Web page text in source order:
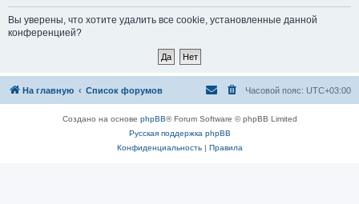
Вы уверены, что хотите удалить все cookie, установленные данной
конференцией?
На главную Список форумов Часовой пояс: UTC+03:00
Создано на основе phpBB® Forum Software © phpBB Limited
Русская поддержка phpBB
Конфиденциальность| Правила